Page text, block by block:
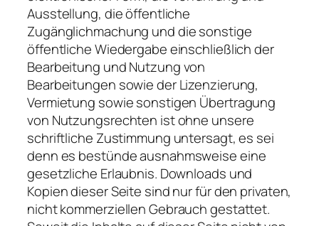
Ausstellung, die öffentliche
Zugänglichmachung und die sonstige
öffentliche Wiedergabe einschließlich der
Bearbeitung und Nutzung von
Bearbeitungen sowie der Lizenzierung,
Vermietung sowie sonstigen Übertragung
von Nutzungsrechten ist ohne unsere
schriftliche Zustimmung untersagt, es sei
denn es bestünde ausnahmsweise eine
gesetzliche Erlaubnis. Downloads und
Kopien dieser Seite sind nur für den privaten,
nicht kommerziellen Gebrauch gestattet.